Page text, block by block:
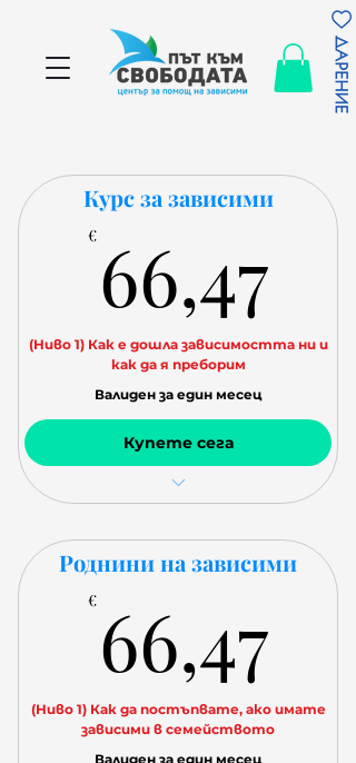
Курс за зависими
€ 66,47
(Ниво 1) Как е дошла зависимостта ни и
как да я преборим
Валиден за един месец
Купете сега
Уроци всеки едни ден
Роднини на зависими
€ 66,47
(Ниво 1) Как да постъпвате, ако имате
зависими в семейството
Валиден за един месец